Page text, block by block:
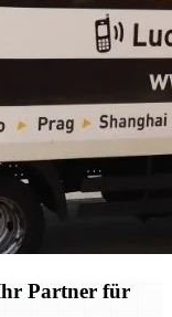
Partner für